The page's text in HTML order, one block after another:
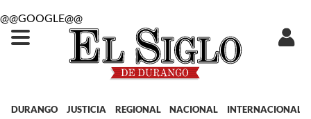
@@GOOGLE@@
DURANGO JUSTICIA REGIONAL NACIONAL INTERNACIONAL